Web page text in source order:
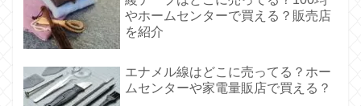
やホームセンターで買える？販売店
を紹介
エナメル線はどこに売ってる？ホー
ムセンターや家電量販店で買える？